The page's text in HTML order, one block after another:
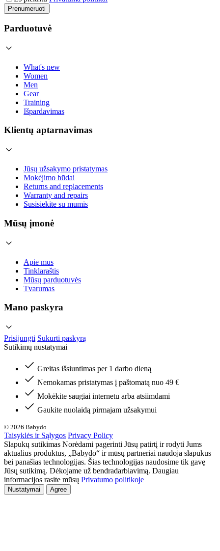
Prenumeruoti
Parduotuvė
What's new
Women
Men
Gear
Training
Išpardavimas
Klientų aptarnavimas
Jūsų užsakymo pristatymas
Mokėjimo būdai
Returns and replacements
Warranty and repairs
Susisiekite su mumis
Mūsų įmonė
Apie mus
Tinklaraštis
Mūsų parduotuvės
Tvarumas
Mano paskyra
Prisijungti Sukurti paskyrą
Sutikimų nustatymai
Greitas išsiuntimas per 1 darbo dieną
Nemokamas pristatymas į paštomatą nuo 49 €
Mokėkite saugiai internetu arba atsiimdami
Gaukite nuolaidą pirmajam užsakymui
© 2026 Babydo
Taisyklės ir Sąlygos Privacy Policy
Slapukų sutikimas Norėdami pagerinti Jūsų patirtį ir rodyti Jums
aktualius produktus, „Babydo“ ir mūsų partneriai naudoja slapukus
bei panašias technologijas. Šias technologijas naudosime tik gavę
Jūsų sutikimą. Dėkojame už bendradarbiavimą. Daugiau
informacijos rasite mūsų Privatumo politikoje
Nustatymai Agree